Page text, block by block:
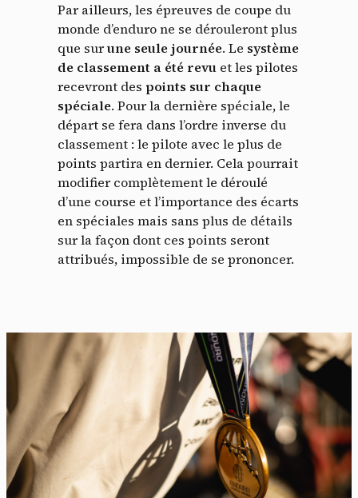
Par ailleurs, les épreuves de coupe du
monde d’enduro ne se dérouleront plus
que surune seule journée. Le système
de classement a été revu et les pilotes
recevront des points sur chaque
spéciale. Pour la dernière spéciale, le
départ se fera dans l’ordre inverse du
classement : le pilote avec le plus de
points partira en dernier. Cela pourrait
modifier complètement le déroulé
d’une course et l’importance des écarts
en spéciales mais sans plus de détails
sur la façon dont ces points seront
attribués, impossible de se prononcer.